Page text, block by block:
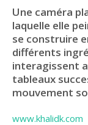
Une caméra
laquelle elle
se construire
différents
interagissent
tableaux
mouvement
www.khalidk.com